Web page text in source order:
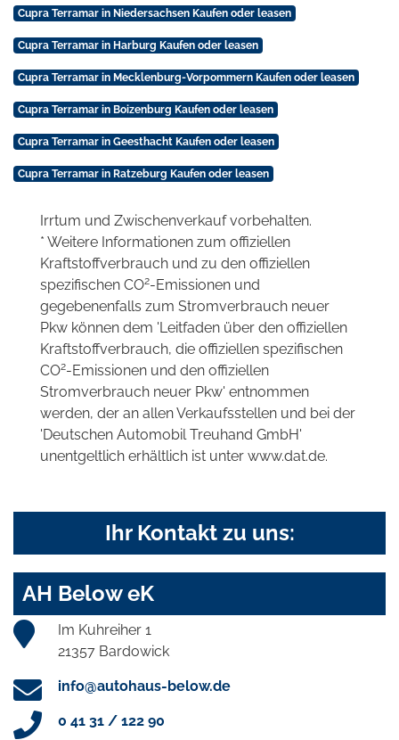
Cupra Terramar in Niedersachsen Kaufen oder leasen
Cupra Terramar in Harburg Kaufen oder leasen
Cupra Terramar in Mecklenburg-Vorpommern Kaufen oder leasen
Cupra Terramar in Boizenburg Kaufen oder leasen
Cupra Terramar in Geesthacht Kaufen oder leasen
Cupra Terramar in Ratzeburg Kaufen oder leasen
Irrtum und Zwischenverkauf vorbehalten.
* Weitere Informationen zum offiziellen
Kraftstoffverbrauch und zu den offiziellen
spezifischen CO2-Emissionen und
gegebenenfalls zum Stromverbrauch neuer
Pkw können dem 'Leitfaden über den offiziellen
Kraftstoffverbrauch, die offiziellen spezifischen
CO2-Emissionen und den offiziellen
Stromverbrauch neuer Pkw' entnommen
werden, der an allen Verkaufsstellen und bei der
'Deutschen Automobil Treuhand GmbH'
unentgeltlich erhältlich ist unter www.dat.de.
Ihr Kontakt zu uns:
AH Below eK
Im Kuhreiher 1
21357 Bardowick
info@autohaus-below.de
0 41 31 / 122 90